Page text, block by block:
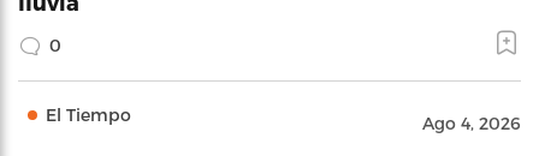
0
El Tiempo Ago 4, 2026